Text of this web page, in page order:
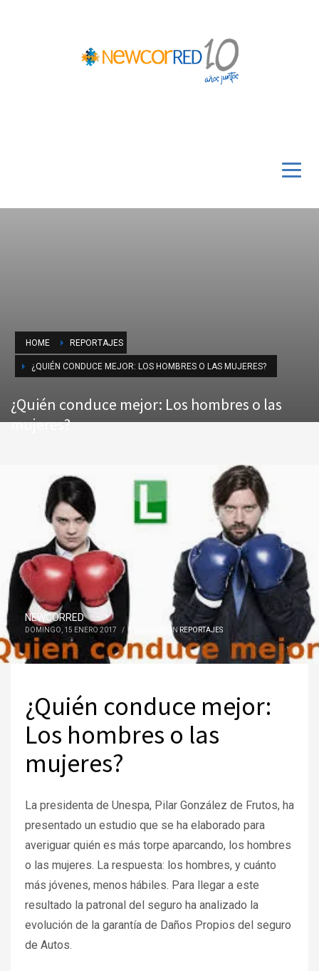
HOME REPORTAJES
¿QUIÉN CONDUCE MEJOR: LOS HOMBRES O LAS MUJERES?
¿Quién conduce mejor: Los hombres o las
mujeres?
NEWCORRED
DOMINGO, 15 ENERO 2017 / PUBLISHED INREPORTAJES
¿Quién conduce mejor:
Los hombres o las
mujeres?
La presidenta de Unespa, Pilar González de Frutos, ha
presentado un estudio que se ha elaborado para
averiguar quién es más torpe aparcando, los hombres
o las mujeres. La respuesta: los hombres, y cuánto
más jóvenes, menos hábiles. Para llegar a este
resultado la patronal del seguro ha analizado la
evolución de la garantía de Daños Propios del seguro
de Autos.